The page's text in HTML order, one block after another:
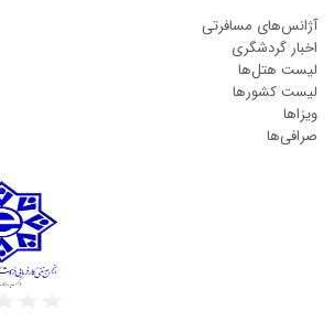
آژانس‌های مسافرتی
اخبار گردشگری
لیست هتل‌ها
لیست کشورها
ویزاها
صرافی‌ها